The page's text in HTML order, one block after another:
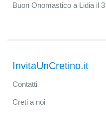
Buon Onomastico a Lidia il
InvitaUnCretino.it
Contatti
Creti a noi